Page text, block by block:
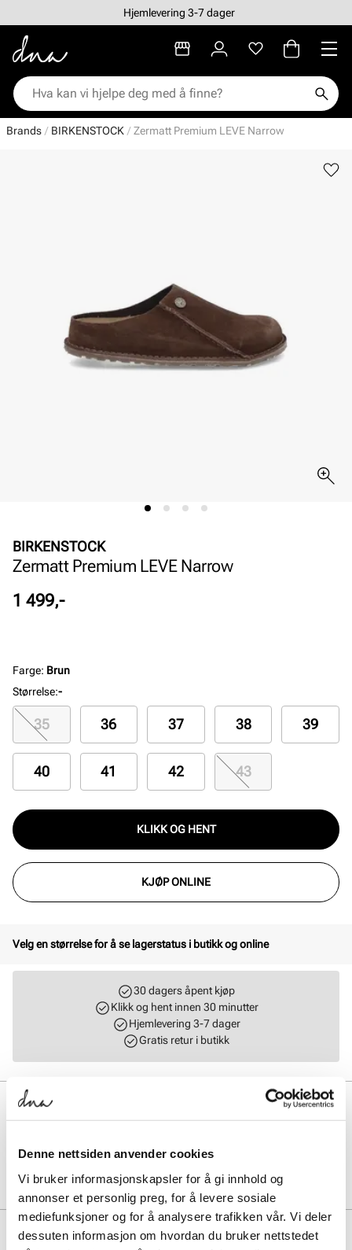
Denne nettsiden anvender cookies
Vi bruker informasjonskapsler for å gi innhold og
annonser et personlig preg, for å levere sosiale
mediefunksjoner og for å analysere trafikken vår. Vi deler
dessuten informasjon om hvordan du bruker nettstedet
Hjemlevering 3-7 dager
Brands BIRKENSTOCK Zermatt Premium LEVE Narrow
BIRKENSTOCK
Zermatt Premium LEVE Narrow
Pris
1 499,-
Farge: Brun
Størrelse:-
35 36 37 38 39
40 41 42 43
KLIKK OG HENT
KJØP ONLINE
Velg en størrelse for å se lagerstatus i butikk og online
30 dagers åpent kjøp
Klikk og hent innen 30 minutter
Hjemlevering 3-7 dager
Gratis retur i butikk
BESKRIVELSE
Lev. art. nr1032587
PRODUKTDETALJER